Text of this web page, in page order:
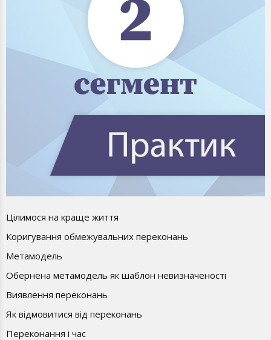
Цілимося на краще життя
Коригування обмежувальних переконань
Метамодель
Обернена метамодель як шаблон невизначеності
Виявлення переконань
Як відмовитися від переконань
Переконання і час